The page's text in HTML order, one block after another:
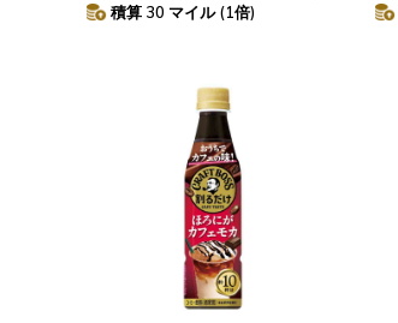
積算 30 マイル (1倍)